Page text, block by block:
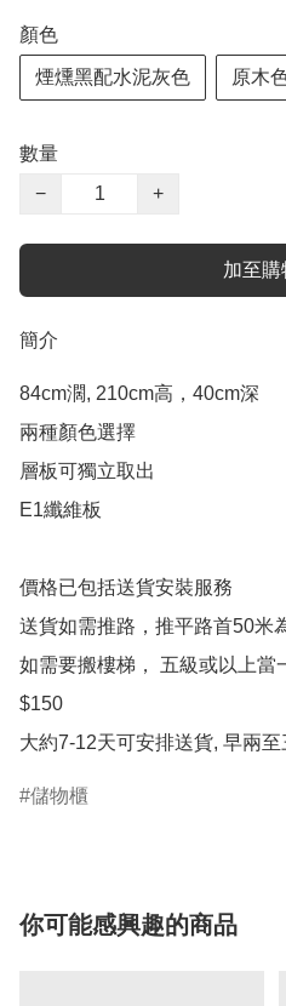
顏色
煙燻黑配水泥灰色 原木
數量
−
+
加至購
簡介
84cm濶, 210cm高，40cm深
兩種顏色選擇
層板可獨立取出
E1纖維板
價格已包括送貨安裝服務
送貨如需推路，推平路首50米
如需要搬樓梯， 五級或以上當
$150
大約7-12天可安排送貨, 早兩
儲物櫃
你可能感興趣的商品